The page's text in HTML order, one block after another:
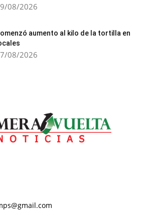
08/2026
aumento al kilo de la tortilla en
08/2026